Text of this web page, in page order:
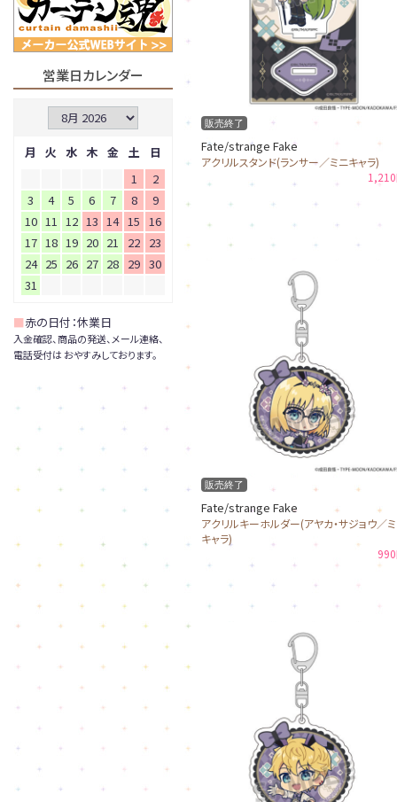
販売終了
Fate/strange Fake
アクリルスタンド(ランサー／ミニキャラ)
販売終了
Fate/strange Fake
アクリルキーホルダー(アヤカ・サジョウ／
キャラ)
営業日カレンダー
月 火 水 木 金 土
日
1
2
3
4 5 6 7 8
9
10 11 12 13 14 15
16
17 18 19 20 21 22 23
24 25 26 27 28 29 30
31
■赤の日付：休業日
入金確認、商品の発送、メール連絡、
電話受付は おやすみしております。